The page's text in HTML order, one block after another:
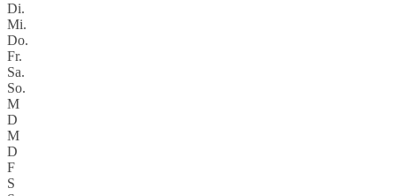
Di.
Mi.
Do.
Fr.
Sa.
So.
M
D
M
D
F
S